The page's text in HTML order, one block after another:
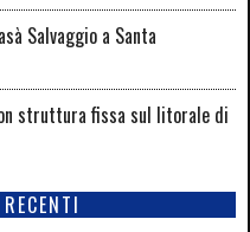
Salvaggio a Santa
struttura fissa sul litorale di